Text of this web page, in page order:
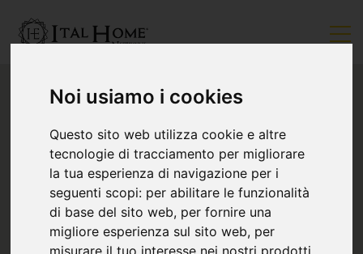
Noi usiamo i cookies
Questo sito web utilizza cookie e altre
tecnologie di tracciamento per migliorare
la tua esperienza di navigazione per i
seguenti scopi: per abilitare le funzionalità
di base del sito web, per fornire una
migliore esperienza sul sito web, per